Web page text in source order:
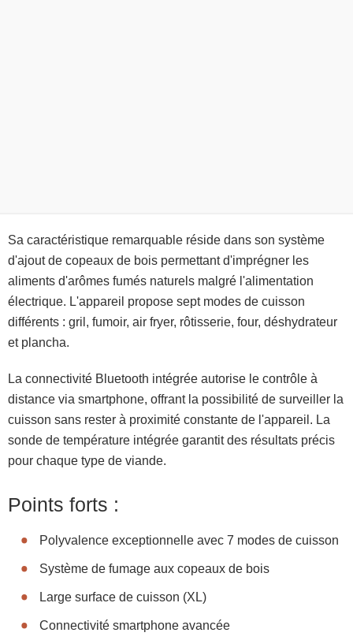
Sa caractéristique remarquable réside dans son système
d'ajout de copeaux de bois permettant d'imprégner les
aliments d'arômes fumés naturels malgré l'alimentation
électrique. L'appareil propose sept modes de cuisson
différents : gril, fumoir, air fryer, rôtisserie, four, déshydrateur
et plancha.
La connectivité Bluetooth intégrée autorise le contrôle à
distance via smartphone, offrant la possibilité de surveiller la
cuisson sans rester à proximité constante de l'appareil. La
sonde de température intégrée garantit des résultats précis
pour chaque type de viande.
Points forts :
Polyvalence exceptionnelle avec 7 modes de cuisson
Système de fumage aux copeaux de bois
Large surface de cuisson (XL)
Connectivité smartphone avancée